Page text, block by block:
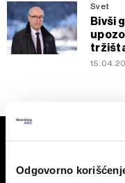
Odgovorno
Svet
Bivši